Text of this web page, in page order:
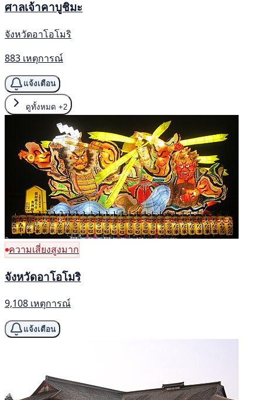
ศาลเจ้าคาบูชิมะ
จังหวัดอาโอโมริ
883 เหตุการณ์
แจ้งเตือน
ดูทั้งหมด +2
ความเสี่ยงสูงมาก
จังหวัดอาโอโมริ
9,108 เหตุการณ์
แจ้งเตือน